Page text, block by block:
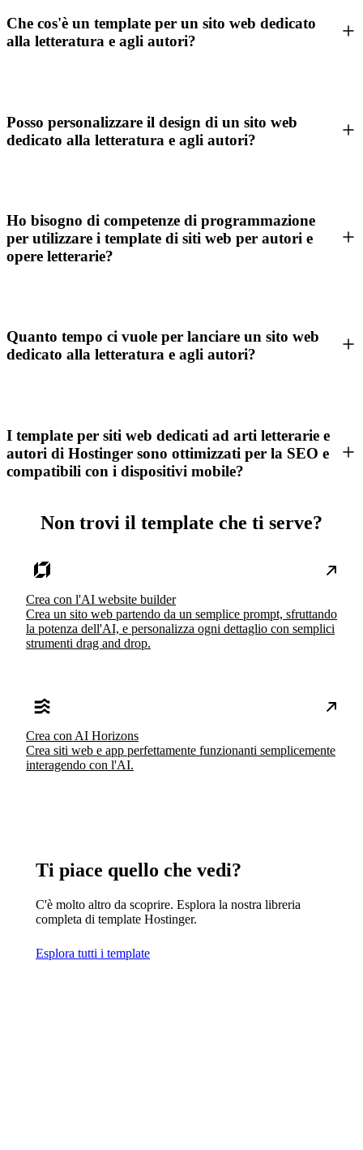
Che cos'è un template per un sito web dedicato
alla letteratura e agli autori?
Posso personalizzare il design di un sito web
dedicato alla letteratura e agli autori?
Ho bisogno di competenze di programmazione
per utilizzare i template di siti web per autori e
opere letterarie?
Quanto tempo ci vuole per lanciare un sito web
dedicato alla letteratura e agli autori?
I template per siti web dedicati ad arti letterarie e
autori di Hostinger sono ottimizzati per la SEO e
compatibili con i dispositivi mobile?
Non trovi il template che ti serve?
Crea con l'AI website builder
Crea un sito web partendo da un semplice prompt, sfruttando
la potenza dell'AI, e personalizza ogni dettaglio con semplici
strumenti drag and drop.
Crea con AI Horizons
Crea siti web e app perfettamente funzionanti semplicemente
interagendo con l'AI.
Ti piace quello che vedi?
C'è molto altro da scoprire. Esplora la nostra libreria
completa di template Hostinger.
Esplora tutti i template